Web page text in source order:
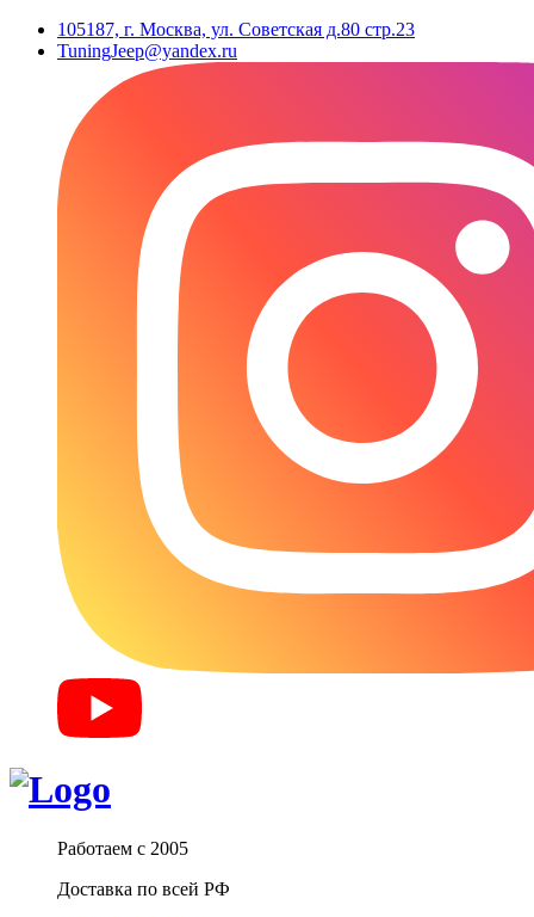
105187, г. Москва, ул. Советская д.80 стр.23
TuningJeep@yandex.ru
Работаем с 2005
Доставка по всей РФ